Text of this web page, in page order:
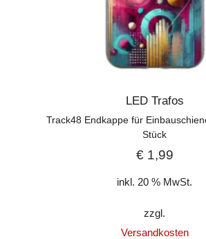
LED Trafos
Track48 Endkappe für
Stück
€1,99
inkl. 20 % MwSt.
zzgl.
Versandkosten